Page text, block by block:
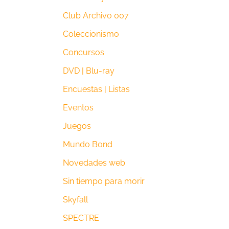
Club Archivo 007
Coleccionismo
Concursos
DVD | Blu-ray
Encuestas | Listas
Eventos
Juegos
Mundo Bond
Novedades web
Sin tiempo para morir
Skyfall
SPECTRE